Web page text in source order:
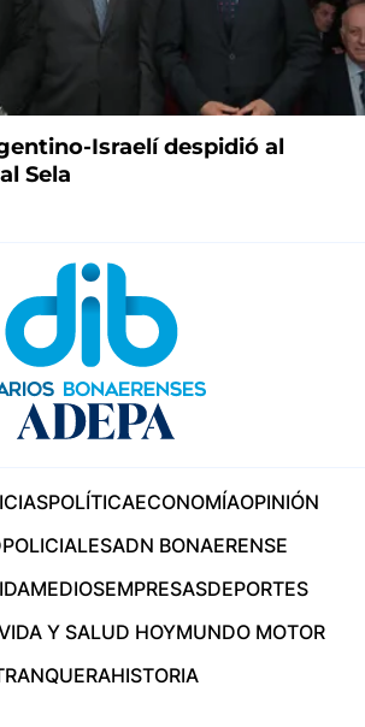
Israelí despidió al
Sela
POLÍTICAECONOMÍAOPINIÓN
POLICIALESADN BONAERENSE
MEDIOSEMPRESASDEPORTES
Y SALUD HOYMUNDO MOTOR
HISTORIA